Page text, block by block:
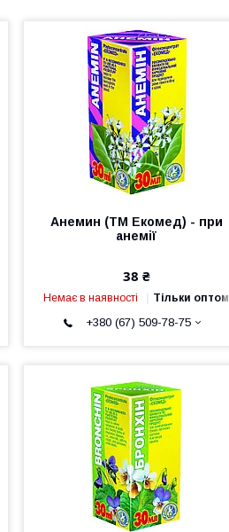
Анемин (ТМ Екомед) - при
анемії
38 ₴
Немає в наявності Тільки оптом
+380 (67) 509-78-75